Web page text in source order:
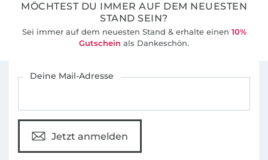
MÖCHTEST DU IMMER AUF DEM NEUESTEN
STAND SEIN?
Sei immer auf dem neuesten Stand & erhalte einen 10%
Gutschein als Dankeschön.
Deine Mail-Adresse
Jetzt anmelden